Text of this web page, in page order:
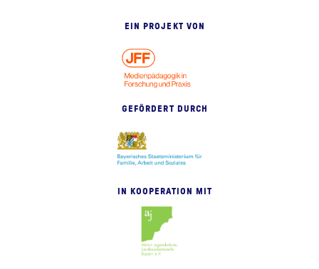
EIN PROJEKT VON
GEFÖRDERT DURCH
IN KOOPERATION MIT